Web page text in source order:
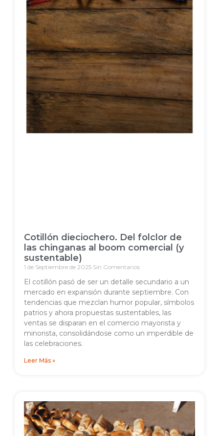
Cotillón dieciochero. Del folclor de
las chinganas al boom comercial (y
sustentable)
1 de Septiembre de 2025 Sin Comentarios
El cotillón pasó de ser un detalle secundario a un
mercado en expansión durante septiembre. Con
tendencias que mezclan humor popular, símbolos
patrios y ahora propuestas sustentables, las
ventas se disparan en el comercio mayorista y
minorista, consolidándose como un imperdible de
las celebraciones.
Leer Más »